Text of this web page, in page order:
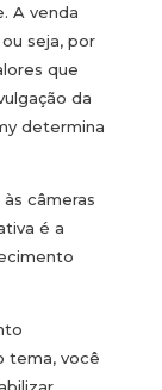
A venda
seja, por
que
da
determina
câmeras
é a
tema, você